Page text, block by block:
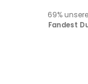
69%
Fandest